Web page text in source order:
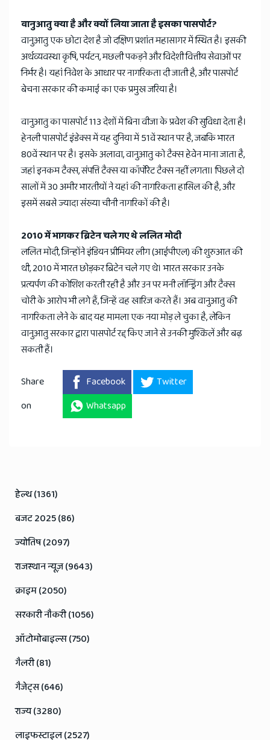
वानुआतु क्या है और क्यों लिया जाता है इसका पासपोर्ट?
वानुआतु एक छोटा देश है जो दक्षिण प्रशांत महासागर में स्थित है। इसकी
अर्थव्यवस्था कृषि, पर्यटन, मछली पकड़ने और विदेशी वित्तीय सेवाओं पर
निर्भर है। यहां निवेश के आधार पर नागरिकता दी जाती है, और पासपोर्ट
बेचना सरकार की कमाई का एक प्रमुख जरिया है।
वानुआतु का पासपोर्ट 113 देशों में बिना वीजा के प्रवेश की सुविधा देता है।
हेनली पासपोर्ट इंडेक्स में यह दुनिया में 51वें स्थान पर है, जबकि भारत
80वें स्थान पर है। इसके अलावा, वानुआतु को टैक्स हेवेन माना जाता है,
जहां इनकम टैक्स, संपत्ति टैक्स या कॉर्पोरेट टैक्स नहीं लगता। पिछले दो
सालों में 30 अमीर भारतीयों ने यहां की नागरिकता हासिल की है, और
इसमें सबसे ज्यादा संख्या चीनी नागरिकों की है।
2010 में भागकर ब्रिटेन चले गए थे ललित मोदी
ललित मोदी, जिन्होंने इंडियन प्रीमियर लीग (आईपीएल) की शुरुआत की
थी, 2010 में भारत छोड़कर ब्रिटेन चले गए थे। भारत सरकार उनके
प्रत्यर्पण की कोशिश करती रही है और उन पर मनी लॉन्ड्रिंग और टैक्स
चोरी के आरोप भी लगे हैं, जिन्हें वह खारिज करते हैं। अब वानुआतु की
नागरिकता लेने के बाद यह मामला एक नया मोड़ ले चुका है, लेकिन
वानुआतु सरकार द्वारा पासपोर्ट रद्द किए जाने से उनकी मुश्किलें और बढ़
सकती हैं।
Share
on
Facebook
Twitter
Whatsapp
हेल्थ (1361)
बजट 2025 (86)
ज्योतिष (2097)
राजस्थान न्यूज़ (9643)
क्राइम (2050)
सरकारी नौकरी (1056)
ऑटोमोबाइल्स (750)
गैलरी (81)
गैजेट्स (646)
राज्य (3280)
लाइफस्टाइल (2527)